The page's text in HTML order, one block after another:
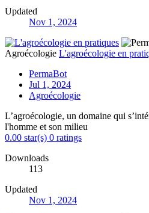
Updated
Nov 1, 2024
Agroécologie L'agroécologie en
PermaBot
Jul 1, 2024
Agroécologie
L’agroécologie, un domaine qui
l'homme et son milieu
0.00 star(s) 0 ratings
Downloads
113
Updated
Nov 1, 2024